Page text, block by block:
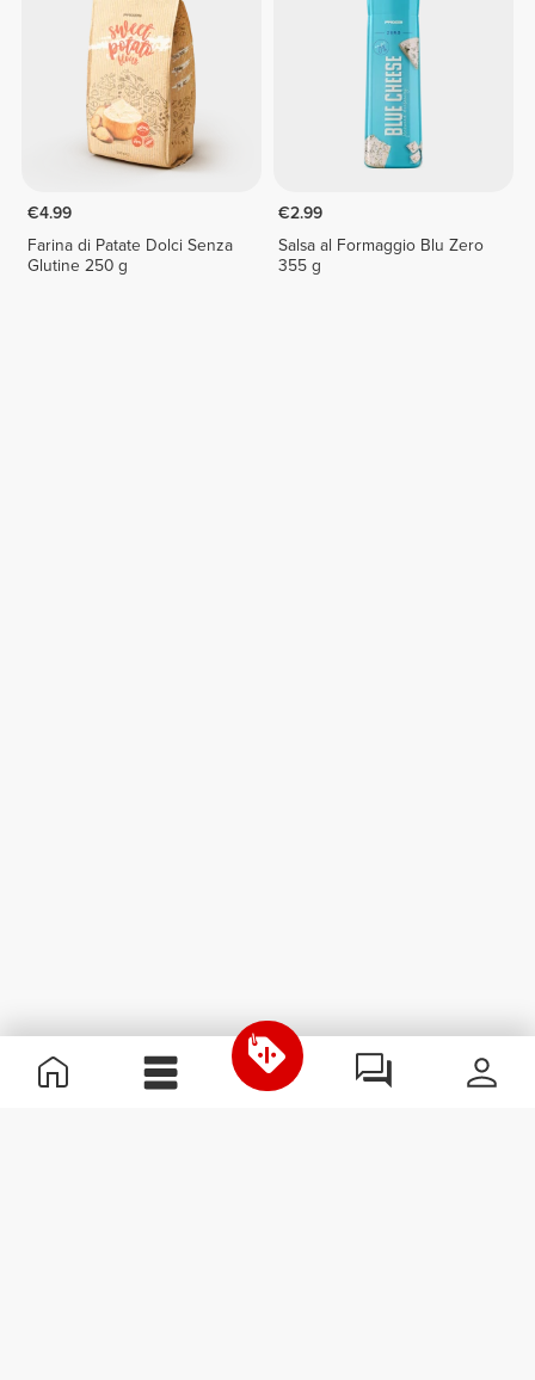
€4.99
Farina di Patate Dolci Senza
Glutine 250 g
€2.99
Salsa al Formaggio Blu Zero
355 g